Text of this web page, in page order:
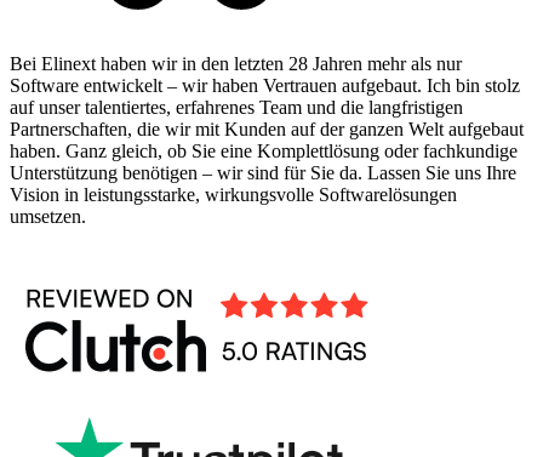
Bei Elinext haben wir in den letzten 28 Jahren mehr als nur
Software entwickelt – wir haben Vertrauen aufgebaut. Ich bin stolz
auf unser talentiertes, erfahrenes Team und die langfristigen
Partnerschaften, die wir mit Kunden auf der ganzen Welt aufgebaut
haben. Ganz gleich, ob Sie eine Komplettlösung oder fachkundige
Unterstützung benötigen – wir sind für Sie da. Lassen Sie uns Ihre
Vision in leistungsstarke, wirkungsvolle Softwarelösungen
umsetzen.